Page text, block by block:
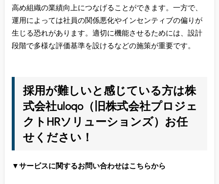
高め組織の業績向上につなげることができます。一方で、
運用によっては社員の関係悪化やインセンティブの偏りが
生じる恐れがあります。適切に機能させるためには、設計
段階で多様な評価基準を設けるなどの施策が重要です。
採用が難しいと感じている方は株
式会社uloqo（旧株式会社プロジェ
クトHRソリューションズ）お任
せください！
▼サービスに関するお問い合わせはこちらから